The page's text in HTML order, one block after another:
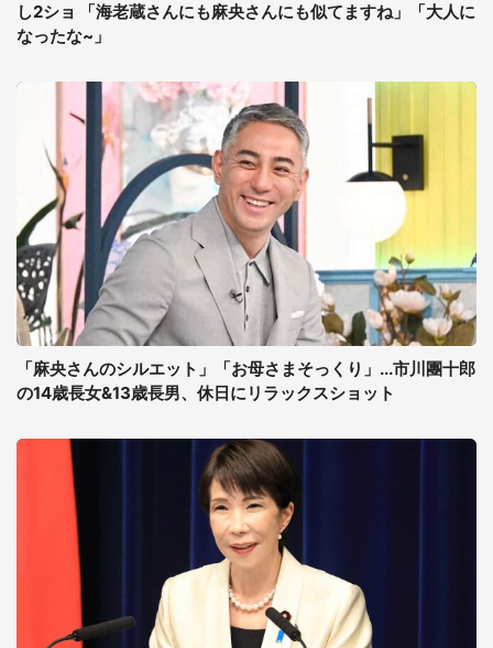
し2ショ 「海老蔵さんにも麻央さんにも似てますね」「大人に
なったな~」
「麻央さんのシルエット」「お母さまそっくり」...市川團十郎
の14歳長女&13歳長男、休日にリラックスショット